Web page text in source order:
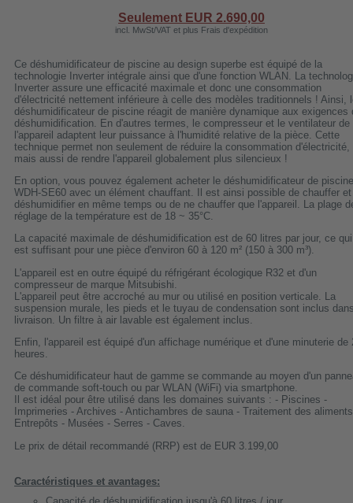
Seulement EUR 2.690,00
incl. MwSt/VAT et plus Frais d'expédition
Ce déshumidificateur de piscine au design superbe est équipé de la
technologie Inverter intégrale ainsi que d'une fonction WLAN. La
Inverter assure une efficacité maximale et donc une consommation
d'électricité nettement inférieure à celle des modèles traditionnels ! Ainsi,
déshumidificateur de piscine réagit de manière dynamique aux exigences
déshumidification. En d'autres termes, le compresseur et le ventilateur de
l'appareil adaptent leur puissance à l'humidité relative de la pièce. Cette
technique permet non seulement de réduire la consommation d'électricité,
mais aussi de rendre l'appareil globalement plus silencieux !
En option, vous pouvez également acheter le déshumidificateur de piscine
WDH-SE60 avec un élément chauffant. Il est ainsi possible de chauffer
déshumidifier en même temps ou de ne chauffer que l'appareil. La plage
réglage de la température est de 18 ~ 35°C.
La capacité maximale de déshumidification est de 60 litres par jour, ce qui
est suffisant pour une pièce d'environ 60 à 120 m² (150 à 300 m³).
L'appareil est en outre équipé du réfrigérant écologique R32 et d'un
compresseur de marque Mitsubishi.
L'appareil peut être accroché au mur ou utilisé en position verticale. La
suspension murale, les pieds et le tuyau de condensation sont inclus
livraison. Un filtre à air lavable est également inclus.
Enfin, l'appareil est équipé d'un affichage numérique et d'une minuterie de
heures.
Ce déshumidificateur haut de gamme se commande au moyen d'un
de commande soft-touch ou par WLAN (WiFi) via smartphone.
Il est idéal pour être utilisé dans les domaines suivants : - Piscines -
Imprimeries - Archives - Antichambres de sauna - Traitement des
Entrepôts - Musées - Serres - Caves.
Le prix de détail recommandé (RRP) est de EUR 3.199,00
Caractéristiques et avantages: